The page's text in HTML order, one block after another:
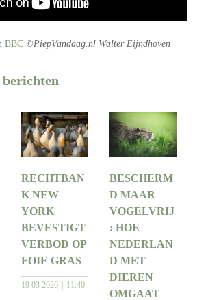
BBC ©PiepVandaag.nl Walter Eijndhoven
RECHTBAN
K NEW
YORK
BEVESTIGT
VERBOD OP
FOIE GRAS
19 03 2026 11:40
BESCHERM
D MAAR
VOGELVRIJ
: HOE
NEDERLAN
D MET
DIEREN
OMGAAT